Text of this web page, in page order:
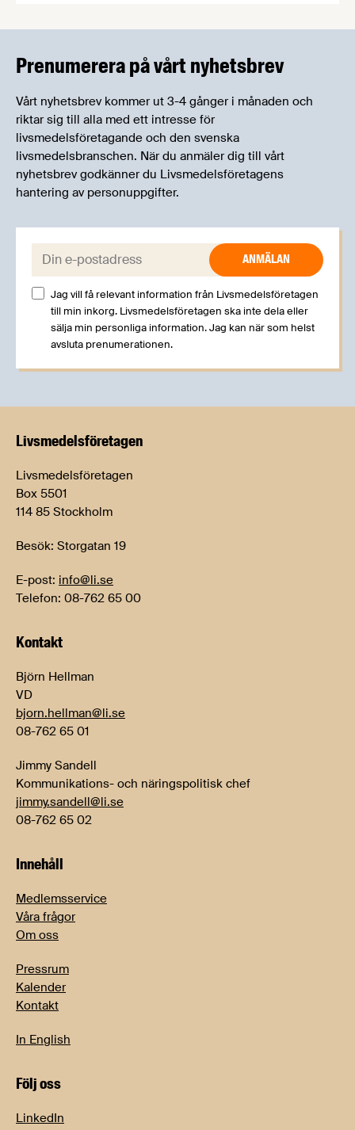
kan träffa branschkollegor och utbyta
Prenumerera på vårt nyhetsbrev
Vårt nyhetsbrev kommer ut 3-4 gånger i månaden och
riktar sig till alla med ett intresse för
livsmedelsföretagande och den svenska
livsmedelsbranschen. När du anmäler dig till vårt
nyhetsbrev godkänner du Livsmedelsföretagens
hantering av personuppgifter.
E-post:
Jag vill få relevant information från Livsmedelsföretagen
till min inkorg. Livsmedelsföretagen ska inte dela eller
sälja min personliga information. Jag kan när som helst
avsluta prenumerationen.
Livsmedels­företagen
Livsmedelsföretagen
Box 5501
114 85 Stockholm
Besök: Storgatan 19
E-post: info@li.se
Telefon: 08-762 65 00
Kontakt
Björn Hellman
VD
bjorn.hellman@li.se
08-762 65 01
Jimmy Sandell
Kommunikations- och näringspolitisk chef
jimmy.sandell@li.se
08-762 65 02
Innehåll
Medlemsservice
Våra frågor
Om oss
Pressrum
Kalender
Kontakt
In English
Följ oss
LinkedIn